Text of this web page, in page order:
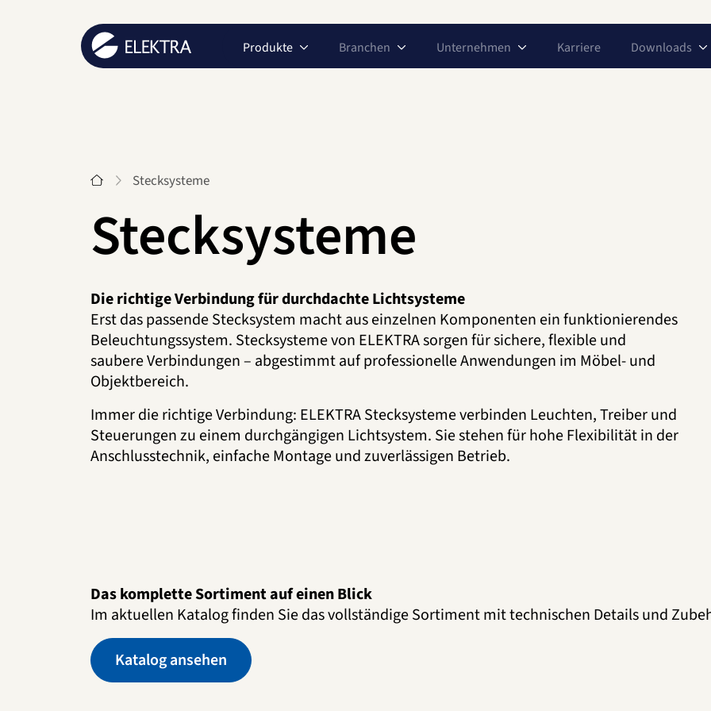
Produkte Branchen Unternehmen Karriere Downloads
Start Stecksysteme
Stecksysteme
Die richtige Verbindung für durchdachte Lichtsysteme
Erst das passende Stecksystem macht aus einzelnen Komponenten ein funktionierendes
Beleuchtungssystem. Stecksysteme von ELEKTRA sorgen für sichere, flexible und
saubere Verbindungen – abgestimmt auf professionelle Anwendungen im Möbel- und
Objektbereich.
Immer die richtige Verbindung: ELEKTRA Stecksysteme verbinden Leuchten, Treiber und
Steuerungen zu einem durchgängigen Lichtsystem. Sie stehen für hohe Flexibilität in der
Anschlusstechnik, einfache Montage und zuverlässigen Betrieb.
Das komplette Sortiment auf einen Blick
Im aktuellen Katalog finden Sie das vollständige Sortiment mit technischen Details und
Katalog ansehen